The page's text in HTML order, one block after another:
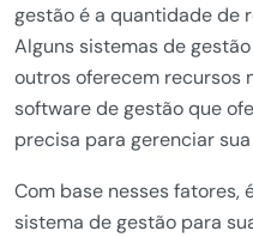
gestão é a quantidade de
Alguns sistemas de
outros oferecem recursos
software de gestão que
precisa para gerenciar
Com base nesses fatores,
sistema de gestão para